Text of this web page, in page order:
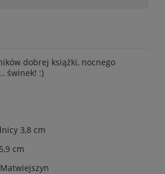
dobrej książki, nocnego
świnek! :)
3,8 cm
cm